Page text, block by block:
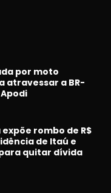
por moto
atravessar a BR-
rombo de R$
de Itaú e
quitar dívida